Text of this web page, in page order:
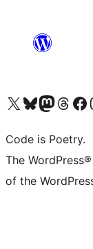
Visit our X (formerly Twitter) account
ഞങ്ങളുടെ ബ്ലൂസ്കൈ
Visit our Mastodon
ഞങ്ങളുടെVisit our
Code is Poetry.
The
of the